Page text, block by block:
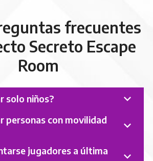
frecuentes
Secreto Escape
Room
solo niños?
personas con movilidad
jugadores a última